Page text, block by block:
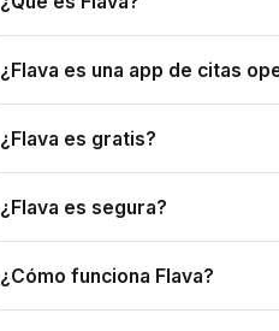
¿Flava es una app de citas
¿Flava es gratis?
¿Flava es segura?
¿Cómo funciona Flava?